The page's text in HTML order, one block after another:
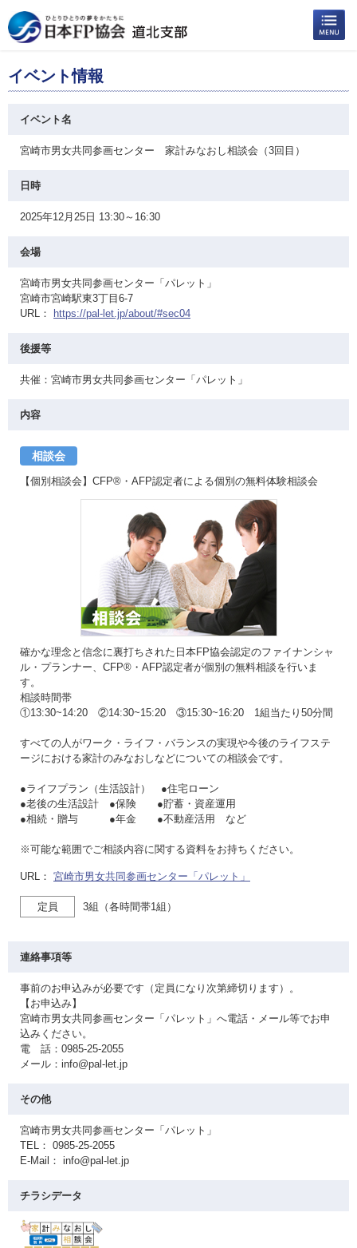
イベント情報
イベント名
宮崎市男女共同参画センター 家計みなおし相談会（3回目）
日時
2025年12月25日 13:30～16:30
会場
宮崎市男女共同参画センター「パレット」
宮崎市宮崎駅東3丁目6-7
URL：
https://pal-let.jp/about/#sec04
後援等
共催：宮崎市男女共同参画センター「パレット」
内容
相談会
【個別相談会】CFP®・AFP認定者による個別の無料体験相談会
確かな理念と信念に裏打ちされた日本FP協会認定のファイナンシャ
ル・プランナー、CFP®・AFP認定者が個別の無料相談を行いま
す。
相談時間帯
①13:30~14:20 ②14:30~15:20 ③15:30~16:20 1組当たり50分間
すべての人がワーク・ライフ・バランスの実現や今後のライフステ
ージにおける家計のみなおしなどについての相談会です。
●ライフプラン（生活設計） ●住宅ローン
●老後の生活設計 ●保険 ●貯蓄・資産運用
●相続・贈与 ●年金 ●不動産活用 など
※可能な範囲でご相談内容に関する資料をお持ちください。
URL： 宮崎市男女共同参画センター「パレット」
定員 3組（各時間帯1組）
連絡事項等
事前のお申込みが必要です（定員になり次第締切ります）。
【お申込み】
宮崎市男女共同参画センター「パレット」へ電話・メール等でお申
込みください。
電 話：0985-25-2055
メール：info@pal-let.jp
その他
宮崎市男女共同参画センター「パレット」
TEL： 0985-25-2055
E-Mail： info@pal-let.jp
チラシデータ